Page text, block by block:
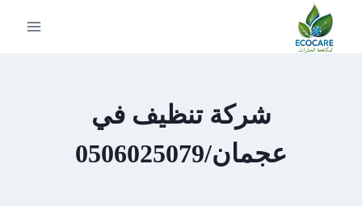
التجاوز
شركة تنظيف في
عجمان/0506025079